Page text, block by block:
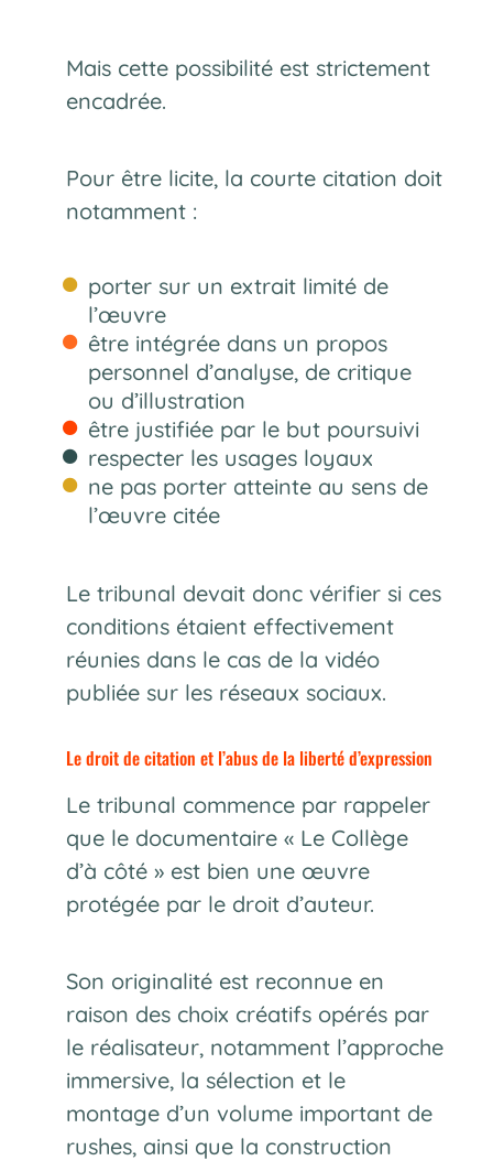
Mais cette possibilité est strictement
encadrée.
Pour être licite, la courte citation doit
notamment :
porter sur un extrait limité de
l’œuvre
être intégrée dans un propos
personnel d’analyse, de critique
ou d’illustration
être justifiée par le but poursuivi
respecter les usages loyaux
ne pas porter atteinte au sens de
l’œuvre citée
Le tribunal devait donc vérifier si ces
conditions étaient effectivement
réunies dans le cas de la vidéo
publiée sur les réseaux sociaux.
Le droit de citation et l’abus de la liberté d’expression
Le tribunal commence par rappeler
que le documentaire « Le Collège
d’à côté » est bien une œuvre
protégée par le droit d’auteur.
Son originalité est reconnue en
raison des choix créatifs opérés par
le réalisateur, notamment l’approche
immersive, la sélection et le
montage d’un volume important de
rushes, ainsi que la construction